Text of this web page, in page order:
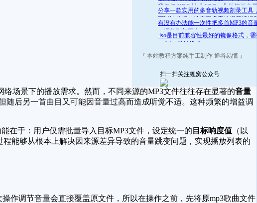
我们把 KRC 转成 LRC，非常简单实
分享一款实用的多音轨视频刻录工具
可以比较轻松地实现多音轨视频编辑
录
有没有办法能一次性把多首MP3的音
一调整到相同大小呢？
.iso是目前兼容性最好的镜像格式，
.mds/.mdf 转换成 .iso
『 本站教程方案纯手工制作 通谷易懂 』
扫一扫关注狸窝公众号
场景下的播放需求。然而，不同来源的MP3文件往往存在显著的音量
后另一首曲目又可能因音量过高而造成听觉不适。这种频繁的增益调
在于：用户仅需批量导入目标MP3文件，设定统一的 目标响度值 （以
能够从根本上解决因来源差异导致的音量跳变问题，实现播放列表的
调节音量会直接覆盖原文件，所以在操作之前，先将原mp3歌曲文件